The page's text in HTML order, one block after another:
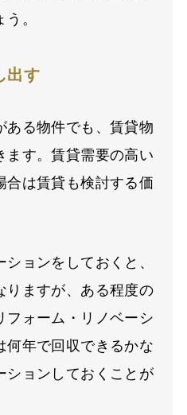
。
出す
ある物件でも、賃貸物
ます。賃貸需要の高い
合は賃貸も検討する価
ョンをしておくと、
りますが、ある程度の
フォーム・リノベーシ
何年で回収できるかな
ションしておくことが